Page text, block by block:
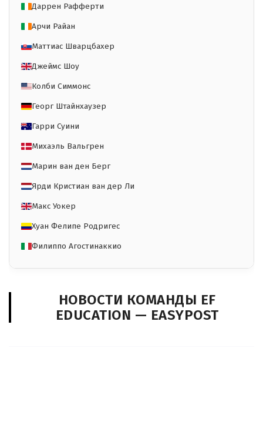
Даррен Рафферти
Арчи Райан
Маттиас Шварцбахер
Джеймс Шоу
Колби Симмонс
Георг Штайнхаузер
Гарри Суини
Михаэль Вальгрен
Марин ван ден Берг
Ярди Кристиан ван дер Ли
Макс Уокер
Хуан Фелипе Родригес
Филиппо Агостинаккио
НОВОСТИ КОМАНДЫ EF
EDUCATION — EASYPOST